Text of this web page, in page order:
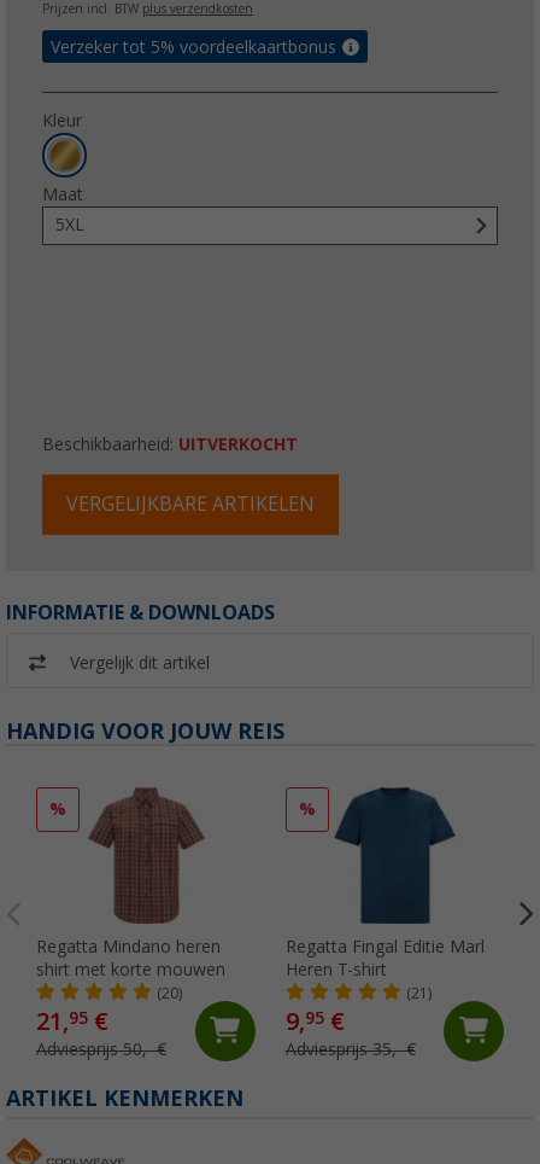
Prijzen incl. BTW plus verzendkosten
Verzeker tot 5% voordeelkaartbonus
Kleur
Maat
5XL
Beschikbaarheid: UITVERKOCHT
VERGELIJKBARE ARTIKELEN
INFORMATIE & DOWNLOADS
Vergelijk dit artikel
HANDIG VOOR JOUW REIS
%
Regatta Mindano heren
shirt met korte mouwen
(20)
21,95 €
Adviesprijs 50,- €
%
Regatta Fingal Editie Marl
Heren T-shirt
(21)
9,95€
Adviesprijs 35,- €
ARTIKEL KENMERKEN